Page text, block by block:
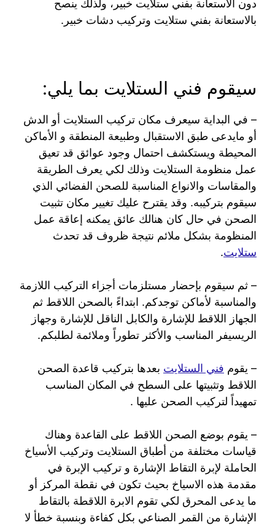
دون الاستعانة بفني ستلايت خبير، ولذلك ينصح
بالاستعانة بفني ستلايت وتركيب دشات خبير.
سيقوم فني الستلايت بما يلي:
– في البداية سيعرف مكان تركيب الستلايت أو الدش
أو مايدعى طبق الاستقبال وطبيعة المنطقة و الأماكن
المحيطة ويستكشف احتمال وجود عوائق قد تعيق
عمل منظومة الستلايت وذلك لكي يعرف الطريقة
والمقاسات والانواع المناسبة للصحن الفضائي الذي
سيقوم بتركيبه. وقد يقترح عليك تغيير مكان تثبيت
الصحن في حال كان هنالك عائق يمكنه إعاقة عمل
المنظومة بشكل ملائم نتيجة ظروف قد تحدث
ستلايت.
– ثم سيقوم بإحضار مستلزمات أجزاء التركيب اللازمة
والمناسبة لأماكن توجدكم. ابتداءً بالصحن اللاقط ثم
الجهاز اللاقط للإشارة والكابل الناقل للإشارة وجهاز
الريسيفر المناسب والأكثر تطوراً وملائمة لطلبكم.
– يقوم فني الستلايت بعدها بتركيب قاعدة الصحن
اللاقط وتثبيتها على السطح في المكان المناسب
تمهيداً لتركيب الصحن عليها .
– يقوم بوضع الصحن اللاقط على القاعدة وهناك
قياسات مختلفة من أطباق الستلايت وتركيب الأسياخ
الحاملة لإبرة التقاط الإشارة و تركيب الإبرة في
مقدمة هذه الاسياخ بحيث تكون في نقطة المركز أو
ما يدعى المحرق لكي تقوم الابرة اللاقطة بالتقاط
الإشارة من القمر الصناعي بكل كفاءة وبنسبة خطأ لا